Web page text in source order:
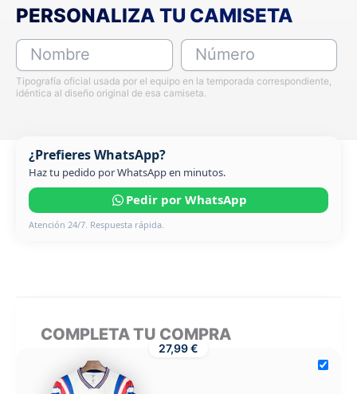
PERSONALIZA TU CAMISETA
Nombre Número
Tipografía oficial usada por el equipo en la temporada correspondiente,
idéntica al diseño original de esa camiseta.
¿Prefieres WhatsApp?
Haz tu pedido por WhatsApp en minutos.
Pedir por WhatsApp
Atención 24/7. Respuesta rápida.
COMPLETA TU COMPRA
27,99 €